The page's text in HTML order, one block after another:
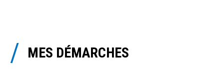
MES DÉMARCHES